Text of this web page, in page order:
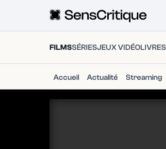
FILMSSÉRIESJEUX VIDÉOLIVRES
Accueil Actualité Streaming